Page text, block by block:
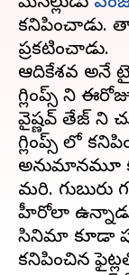
కనిపించాడు.
ప్రకటించాడు.
ఆదికేశవ అనే
గ్లింప్స్ ని
వైష్ణవ్ తేజ్ ని
గ్లింప్స్ లో
అనుమానమూ
మరి. గుబురు
హీరోలా
సినిమా కూడా
కనిపించిన